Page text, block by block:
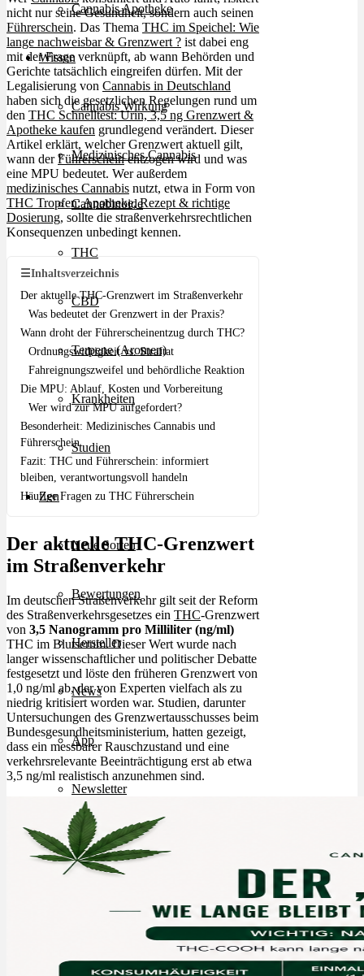
Cannabis Apotheke
Wissen
Cannabis Wirkung
Medizinisches Cannabis
Cannabinoide
THC
CBD
Terpene (Aromen)
Krankheiten
Studien
Zen
Neue Sorten
Bewertungen
Hersteller
News
App
Newsletter
Services
Rezept Service
nicht nur seine Gesundheit, sondern auch seinen
Führerschein. Das Thema THC im Speichel: Wie
lange nachweisbar & Grenzwert ? ist dabei eng
mit der Frage verknüpft, ab wann Behörden und
Gerichte tatsächlich eingreifen dürfen. Mit der
Legalisierung von Cannabis in Deutschland
haben sich die gesetzlichen Regelungen rund um
den THC Schnelltest: Urin, 3,5 ng Grenzwert &
Apotheke kaufen grundlegend verändert. Dieser
Artikel erklärt, welcher Grenzwert aktuell gilt,
wann derFührerscheinentzogen wird und was
eine MPU bedeutet. Wer außerdem
medizinisches Cannabis nutzt, etwa in Form von
THC Tropfen: Apotheke, Rezept & richtige
Dosierung, sollte die straßenverkehrsrechtlichen
Konsequenzen unbedingt kennen.
☰Inhaltsverzeichnis
Der aktuelle THC-Grenzwert im Straßenverkehr
Was bedeutet der Grenzwert in der Praxis?
Wann droht der Führerscheinentzug durch THC?
Ordnungswidrigkeit vs. Straftat
Fahreignungszweifel und behördliche Reaktion
Die MPU: Ablauf, Kosten und Vorbereitung
Wer wird zur MPU aufgefordert?
Besonderheit: Medizinisches Cannabis und
Führerschein
Fazit: THC und Führerschein: informiert
bleiben, verantwortungsvoll handeln
Häufige Fragen zu THC Führerschein
Der aktuelle THC-Grenzwert
im Straßenverkehr
Im deutschen Straßenverkehr gilt seit der Reform
des Straßenverkehrsgesetzes ein THC-Grenzwert
von 3,5 Nanogramm pro Milliliter (ng/ml)
THC im Blutserum. Dieser Wert wurde nach
langer wissenschaftlicher und politischer Debatte
festgesetzt und löste den früheren Grenzwert von
1,0 ng/ml ab, der von Experten vielfach als zu
niedrig kritisiert worden war. Studien, darunter
Untersuchungen des Grenzwertausschusses beim
Bundesgesundheitsministerium, hatten gezeigt,
dass ein messbarer Rauschzustand und eine
verkehrsrelevante Beeinträchtigung erst ab etwa
3,5 ng/ml realistisch anzunehmen sind.